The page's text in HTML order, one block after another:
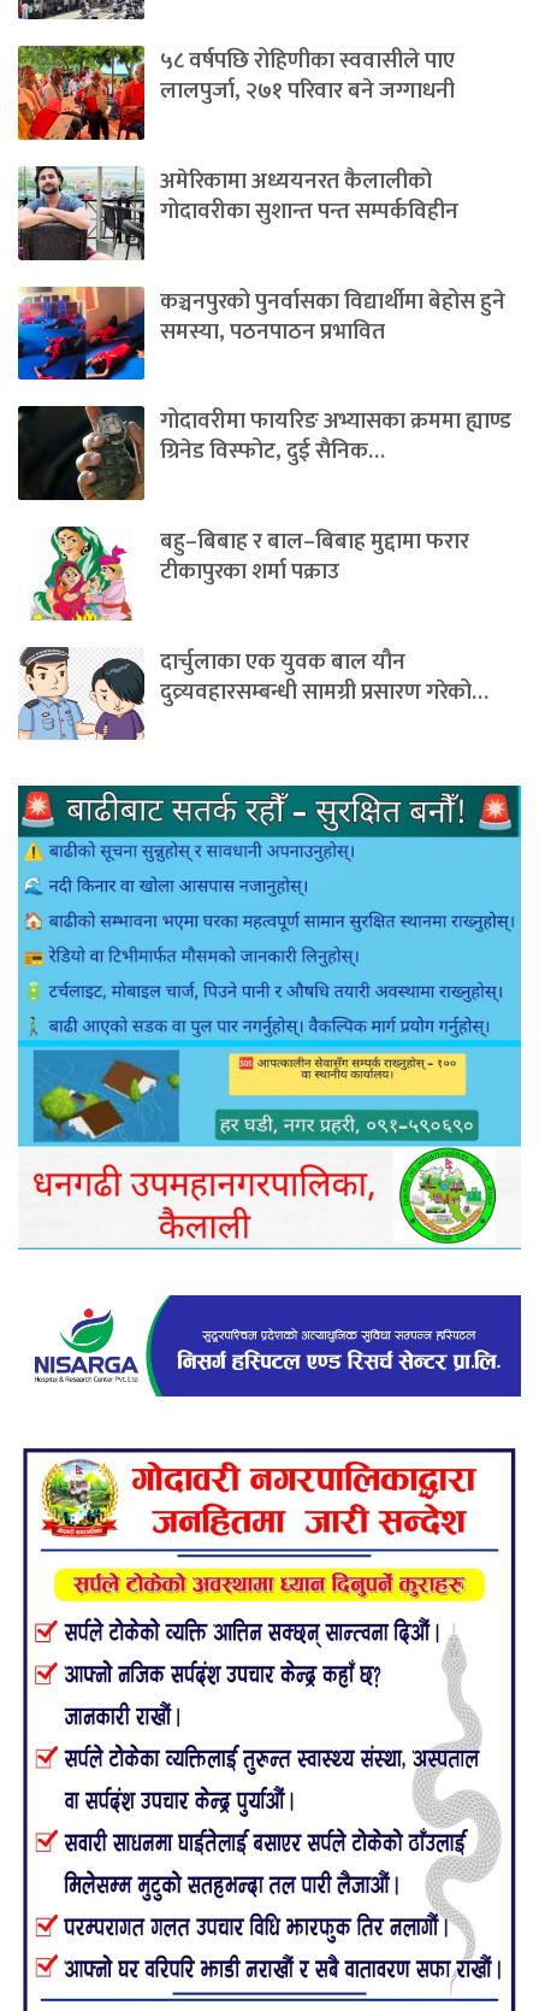
५८ वर्षपछि रोहिणीका स्ववासीले पाए
लालपुर्जा, २७१ परिवार बने जग्गाधनी
अमेरिकामा अध्ययनरत कैलालीको
गोदावरीका सुशान्त पन्त सम्पर्कविहीन
कञ्चनपुरको पुनर्वासका विद्यार्थीमा बेहोस हुने
समस्या, पठनपाठन प्रभावित
गोदावरीमा फायरिङ अभ्यासका क्रममा ह्याण्ड
ग्रिनेड विस्फोट, दुई सैनिक…
बहु–बिबाह र बाल–बिबाह मुद्दामा फरार
टीकापुरका शर्मा पक्राउ
दार्चुलाका एक युवक बाल यौन
दुव्र्यवहारसम्बन्धी सामग्री प्रसारण गरेको…